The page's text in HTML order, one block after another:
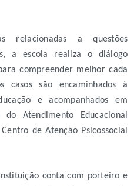
relacionadas a questões
a escola realiza o diálogo
compreender melhor cada
casos são encaminhados à
e acompanhados em
Atendimento Educacional
de Atenção Psicossocial
conta com porteiro e